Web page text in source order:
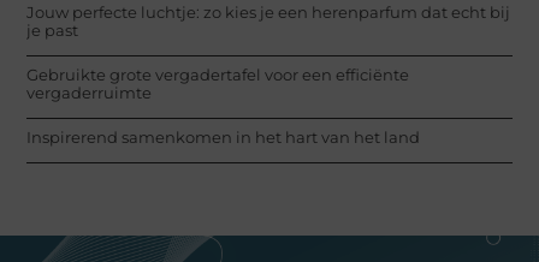
Jouw perfecte luchtje: zo kies je een herenparfum dat echt bij
je past
Gebruikte grote vergadertafel voor een efficiënte
vergaderruimte
Inspirerend samenkomen in het hart van het land